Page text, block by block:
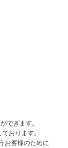
できます。
おります。
お客様のために